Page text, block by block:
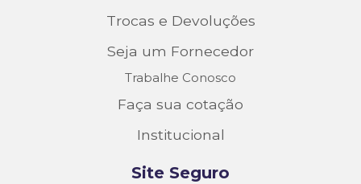
Trocas e Devoluções
Seja um Fornecedor
Trabalhe Conosco
Faça sua cotação
Institucional
Site Seguro